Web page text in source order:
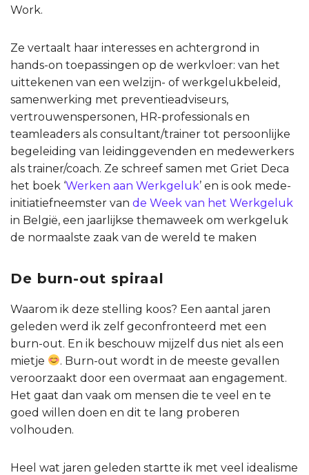
Work.
Ze vertaalt haar interesses en achtergrond in
hands-on toepassingen op de werkvloer: van het
uittekenen van een welzijn- of werkgelukbeleid,
samenwerking met preventieadviseurs,
vertrouwenspersonen, HR-professionals en
teamleaders als consultant/trainer tot persoonlijke
begeleiding van leidinggevenden en medewerkers
als trainer/coach. Ze schreef samen met Griet Deca
het boek ‘Werken aan Werkgeluk’ en is ook mede-
initiatiefneemster van de Week van het Werkgeluk
in België, een jaarlijkse themaweek om werkgeluk
de normaalste zaak van de wereld te maken
De burn-out spiraal
Waarom ik deze stelling koos? Een aantal jaren
geleden werd ik zelf geconfronteerd met een
burn-out. En ik beschouw mijzelf dus niet als een
mietje
. Burn-out wordt in de meeste gevallen
veroorzaakt door een overmaat aan engagement.
Het gaat dan vaak om mensen die te veel en te
goed willen doen en dit te lang proberen
volhouden.
Heel wat jaren geleden startte ik met veel idealisme